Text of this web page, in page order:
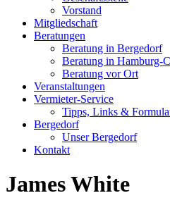
window
window
Vorstand
Mitgliedschaft
Beratungen
Beratung in Bergedorf
Beratung in Hamburg-
Beratung vor Ort
Veranstaltungen
Vermieter-Service
Tipps, Links &
Bergedorf
Unser Bergedorf
Kontakt
James White